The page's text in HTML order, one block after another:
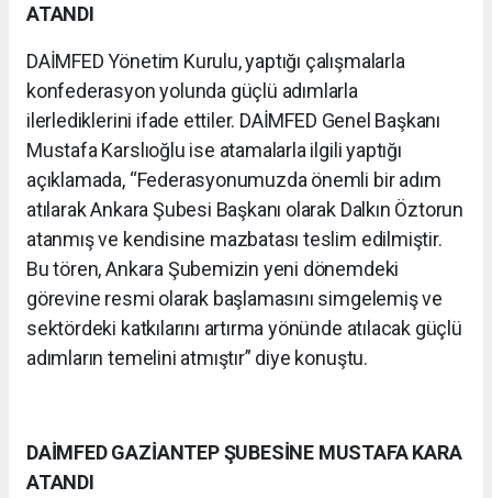
ATANDI
DAİMFED Yönetim Kurulu, yaptığı çalışmalarla
konfederasyon yolunda güçlü adımlarla
ilerlediklerini ifade ettiler. DAİMFED Genel Başkanı
Mustafa Karslıoğlu ise atamalarla ilgili yaptığı
açıklamada, “Federasyonumuzda önemli bir adım
atılarak Ankara Şubesi Başkanı olarak Dalkın Öztorun
atanmış ve kendisine mazbatası teslim edilmiştir.
Bu tören, Ankara Şubemizin yeni dönemdeki
görevine resmi olarak başlamasını simgelemiş ve
sektördeki katkılarını artırma yönünde atılacak güçlü
adımların temelini atmıştır” diye konuştu.
DAİMFED GAZİANTEP ŞUBESİNE MUSTAFA KARA
ATANDI